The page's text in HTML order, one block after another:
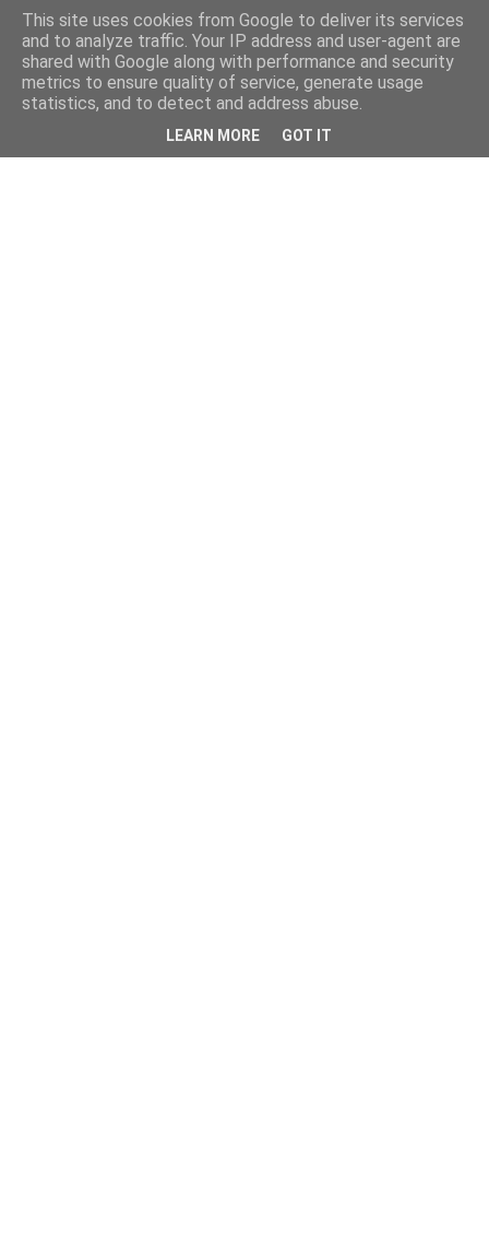
This site uses cookies from Google to deliver its services
and to analyze traffic. Your IP address and user-agent are
shared with Google along with performance and security
metrics to ensure quality of service, generate usage
statistics, and to detect and address abuse.
LEARN MORE GOT IT